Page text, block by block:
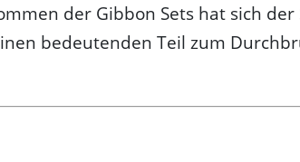
der Gibbon Sets hat sich
bedeutenden Teil zum